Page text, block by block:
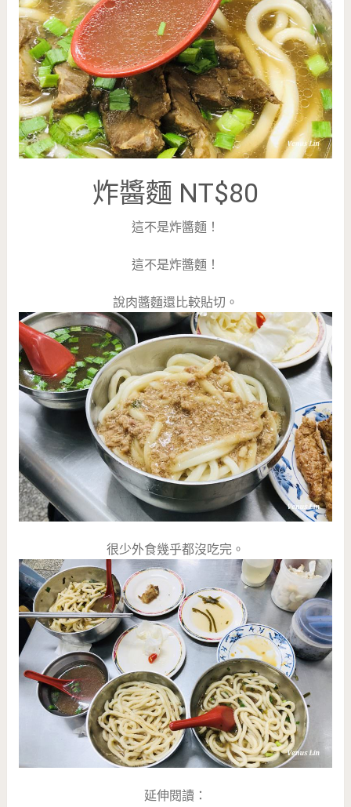
炸醬麵 NT$80
這不是炸醬麵！
這不是炸醬麵！
說肉醬麵還比較貼切。
很少外食幾乎都沒吃完。
延伸閱讀：